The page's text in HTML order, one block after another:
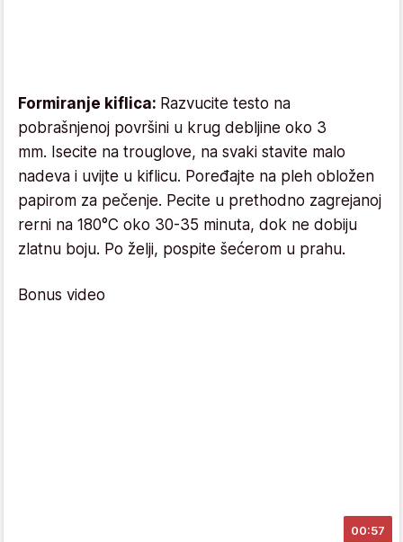
Formiranje kiflica: Razvucite testo na
pobrašnjenoj površini u krug debljine oko 3
mm. Isecite na trouglove, na svaki stavite malo
nadeva i uvijte u kiflicu. Poređajte na pleh obložen
papirom za pečenje. Pecite u prethodno zagrejanoj
rerni na 180°C oko 30-35 minuta, dok ne dobiju
zlatnu boju. Po želji, pospite šećerom u prahu.
Bonus video
00:57